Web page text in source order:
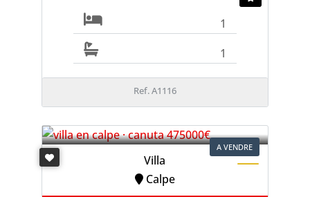
1
1
Ref. A1116
A VENDRE
Villa
Calpe